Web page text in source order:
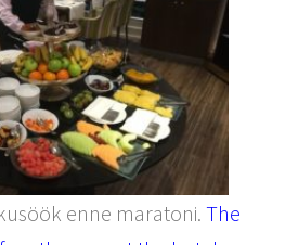
enne maratoni. The